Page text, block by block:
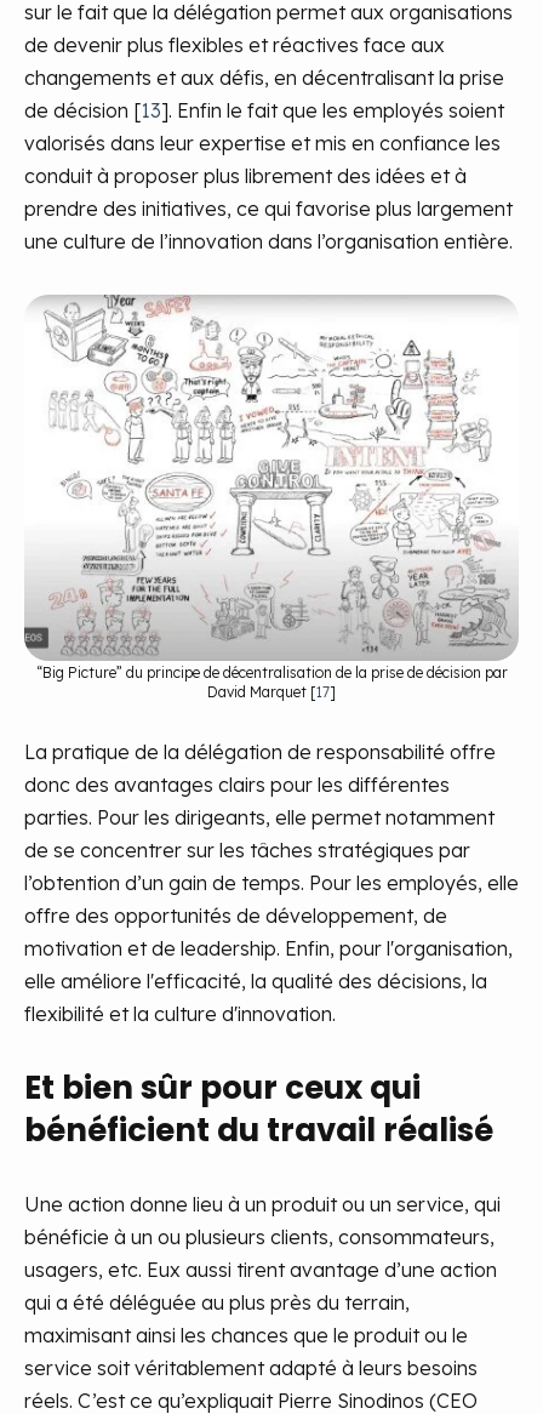
sur le fait que la délégation permet aux organisations
de devenir plus flexibles et réactives face aux
changements et aux défis, en décentralisant la prise
de décision [13]. Enfin le fait que les employés soient
valorisés dans leur expertise et mis en confiance les
conduit à proposer plus librement des idées et à
prendre des initiatives, ce qui favorise plus largement
une culture de l’innovation dans l’organisation entière.
“Big Picture” du principe de décentralisation de la prise de décision par
David Marquet [17]
La pratique de la délégation de responsabilité offre
donc des avantages clairs pour les différentes
parties. Pour les dirigeants, elle permet notamment
de se concentrer sur les tâches stratégiques par
l’obtention d’un gain de temps. Pour les employés, elle
offre des opportunités de développement, de
motivation et de leadership. Enfin, pour l'organisation,
elle améliore l'efficacité, la qualité des décisions, la
flexibilité et la culture d'innovation.
Et bien sûr pour ceux qui
bénéficient du travail réalisé
Une action donne lieu à un produit ou un service, qui
bénéficie à un ou plusieurs clients, consommateurs,
usagers, etc. Eux aussi tirent avantage d’une action
qui a été déléguée au plus près du terrain,
maximisant ainsi les chances que le produit ou le
service soit véritablement adapté à leurs besoins
réels. C’est ce qu’expliquait Pierre Sinodinos (CEO